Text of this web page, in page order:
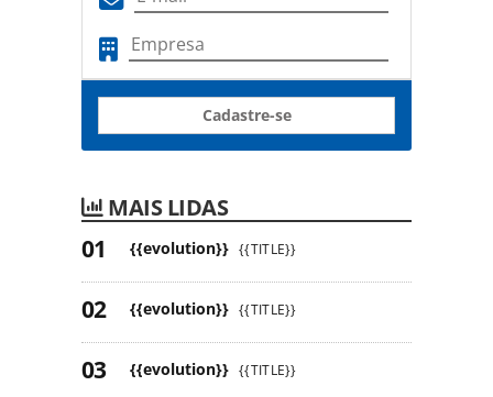
Cadastre-se
MAIS LIDAS
{{evolution}} {{TITLE}}
{{evolution}} {{TITLE}}
{{evolution}} {{TITLE}}